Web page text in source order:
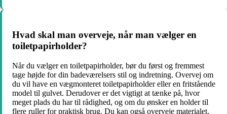
Hvad skal man overveje, når man vælger en
toiletpapirholder?
Når du vælger en toiletpapirholder, bør du først og fremmest
tage højde for din badeværelsers stil og indretning. Overvej om
du vil have en vægmonteret toiletpapirholder eller en fritstående
model til gulvet. Derudover er det vigtigt at tænke på, hvor
meget plads du har til rådighed, og om du ønsker en holder til
flere ruller for praktisk brug. Du kan også overveje materialet,